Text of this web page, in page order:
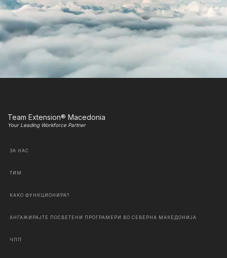
Team Extension® Macedonia
Your Leading Workforce Partner
ЗА НАС
ТИМ
КАКО ФУНКЦИОНИРА?
АНГАЖИРАЈТЕ ПОСВЕТЕНИ ПРОГРАМЕРИ ВО СЕВЕРНА МАКЕДОНИЈА
ЧПП